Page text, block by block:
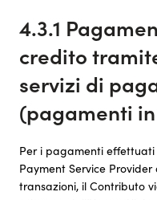
4.3.1
credito
servizi di
(pagamenti
Per i pagamenti effettuati
Payment Service
transazioni, il Contributo